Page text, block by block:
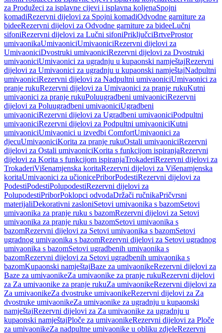
za Produžeci za isplavne cijevi i isplavna koljenaSpojni
komadiRezervni dijelovi za Spojni komadiOdvodne garniture za
bideeRezervni dijelovi za Odvodne garniture za bideeLučni
sifoniRezervni dijelovi za Lučni sifoniPriključciBrtveProstor
umivaonikaUmivaoniciUmivaoniciRezervni dijelovi za
UmivaoniciDvostruki umivaoniciRezervni dijelovi za Dvostruki
umivaoniciUmivaonici za ugradnju u kupaonski namještajRezervni
dijelovi za Umivaonici za ugradnju u kupaonski namještajNadpultni
umivaoniciRezervni dijelovi za Nadpultni umivaoniciUmivaonici za
pranje rukuRezervni dijelovi za Umivaonici za pranje rukuKutni
umivaonici za pranje rukuPoluugradbeni umivaoniciRezervni
dijelovi za Poluugradbeni umivaoniciUgradbeni
umivaoniciRezervni dijelovi za Ugradbeni umivaoniciPodpultni
umivaoniciRezervni dijelovi za Podpultni umivaoniciKutni
umivaoniciUmivaonici u izvedbi ComfortUmivaonici za
djecuUmivaoniciKorita za pranje rukuOstali umivaoniciRezervni
dijelovi za Ostali umivaoniciKorita s funkcijom ispiranjaRezervni
dijelovi za Korita s funkcijom ispiranjaTrokaderiRezervni dijelovi za
TrokaderiVišenamjenska koritaRezervni dijelovi za Višenamjenska
koritaUmivaonici za učionicePriborPodestiRezervni dijelovi za
PodestiPodestiPolupodestiRezervni dijelovi za
PolupodestiPriborPoklopci odvodaDržači ručnikaPričvrsni
materijaliDekorativni zasloniSetovi umivaonika s bazomSetovi
umivaonika za pranje ruku s bazomRezervni dijelovi za Setovi
umivaonika za pranje ruku s bazomSetovi umivaonika s
bazomRezervni dijelovi za Setovi umivaonika s bazomSetovi
ugradnog umivaonika s bazomRezervni dijelovi za Setovi ugradnog
umivaonika s bazomSetovi ugradbenih umivaonika s
bazomRezervni dijelovi za Setovi ugradbenih umivaonika s
bazomKupaonski namještajBaze za umivaonikeRezervni dijelovi za
Baze za umivaonikeZa umivaonike za pranje rukuRezervni dijelovi
za Za umivaonike za pranje rukuZa umivaonikeRezervni dijelovi za
Za umivaonikeZa dvostruke umivaonikeRezervni dijelovi za Za
dvostruke umivaonikeZa umivaonike za ugradnju u kupaonski
namještajRezervni dijelovi za Za umivaonike za ugradnju u
kupaonski namještajPloče za umivaonikeRezervni dijelovi za Ploče
za umivaonikeZa nadpultne umivaonike u obliku zdjeleRezervni